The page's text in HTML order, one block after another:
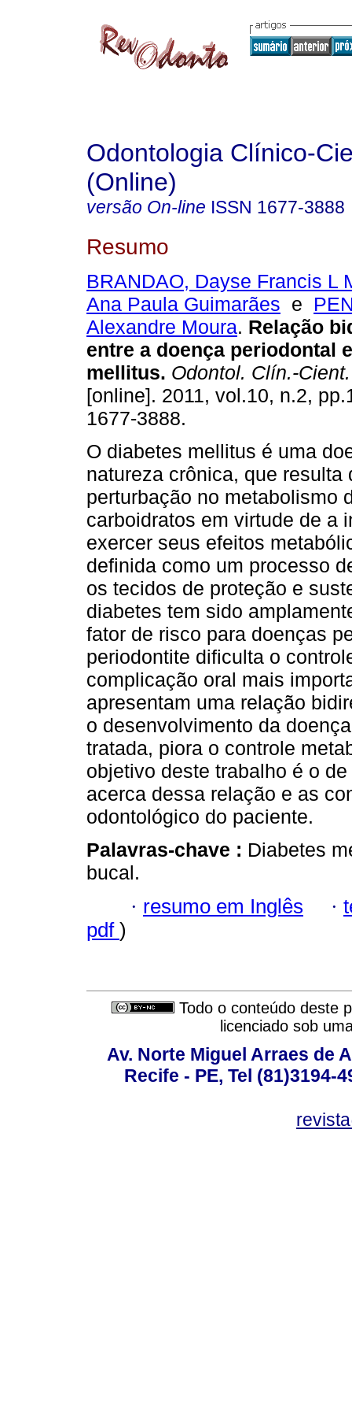
Odontologia Clínico-
(Online)
versão On-line ISSN 1677-3888
Resumo
BRANDAO, Dayse Francis L
Ana Paula Guimarães e
Alexandre Moura. Relação
entre a doença periodontal
mellitus. Odontol. Clín.-
[online]. 2011, vol.10, n.2,
1677-3888.
O diabetes mellitus é uma
natureza crônica, que resulta
perturbação no metabolismo
carboidratos em virtude de a
exercer seus efeitos
definida como um processo
os tecidos de proteção e
diabetes tem sido
fator de risco para doenças
periodontite dificulta o
complicação oral mais
apresentam uma relação
o desenvolvimento da
tratada, piora o controle
objetivo deste trabalho é o
acerca dessa relação e as
odontológico do paciente.
Palavras-chave : Diabetes
bucal.
· resumo em Inglês ·
pdf )
Todo o conteúdo deste
licenciado sob
Av. Norte Miguel Arraes de
Recife - PE, Tel (81)3194-